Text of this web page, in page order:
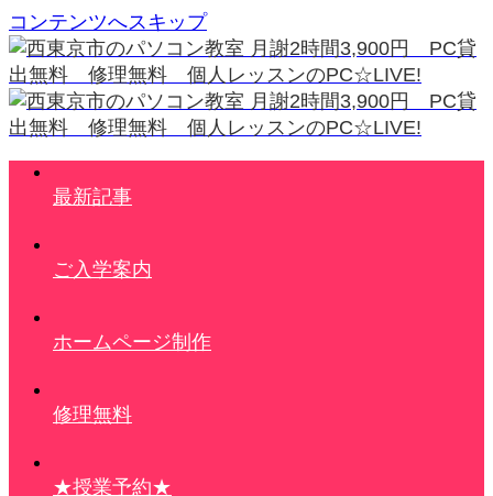
コンテンツへスキップ
最新記事
ご入学案内
ホームページ制作
修理無料
★授業予約★